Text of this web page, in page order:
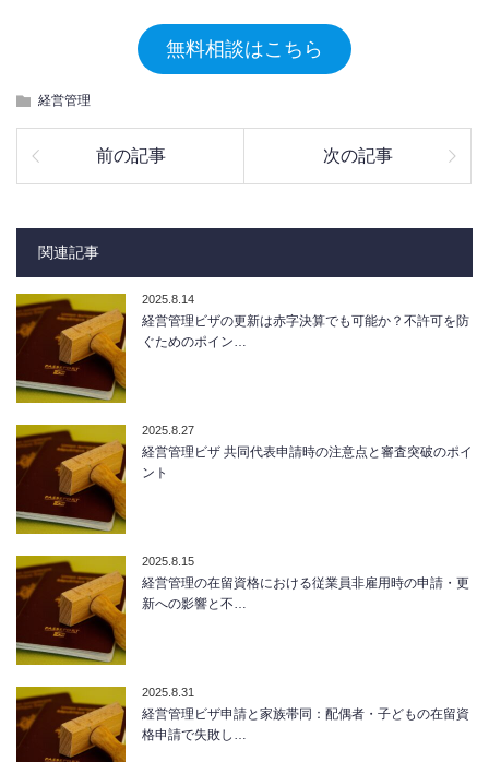
無料相談はこちら
経営管理
前の記事 次の記事
関連記事
2025.8.14
経営管理ビザの更新は赤字決算でも可能か？不許可を防
ぐためのポイン…
2025.8.27
経営管理ビザ 共同代表申請時の注意点と審査突破のポイ
ント
2025.8.15
経営管理の在留資格における従業員非雇用時の申請・更
新への影響と不…
2025.8.31
経営管理ビザ申請と家族帯同：配偶者・子どもの在留資
格申請で失敗し…